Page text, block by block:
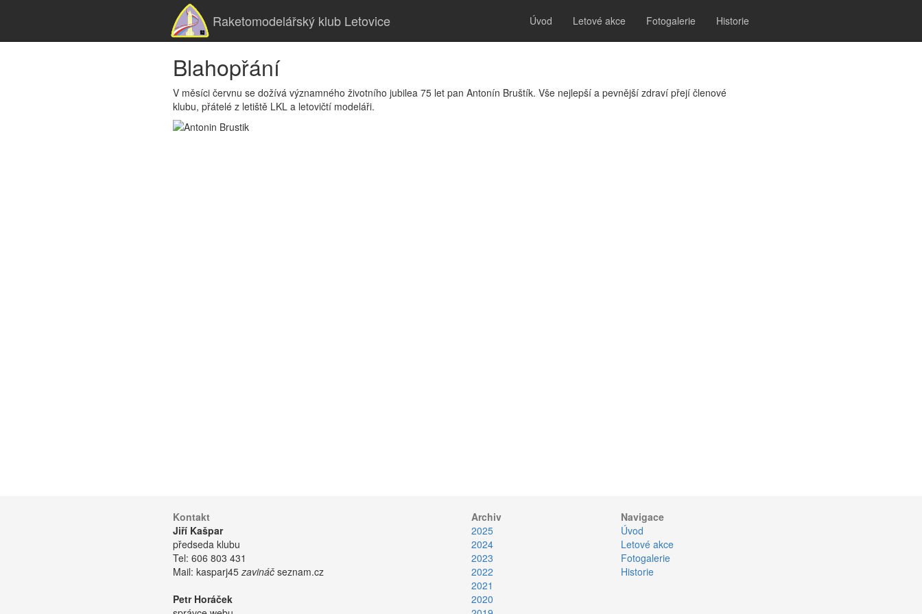
Raketomodelářský klub Letovice Úvod Letové akce Fotogalerie Historie
Blahopřání
V měsíci červnu se dožívá významného životního jubilea 75 let pan Antonín Bruštík. Vše nejlepší a pevnější zdraví přejí členové
klubu, přátelé z letiště LKL a letovičtí modeláři.
Kontakt
Jiří Kašpar
předseda klubu
Tel: 606 803 431
Mail: kasparj45zavináč seznam.cz
Petr Horáček
Archiv
2025
2024
2023
2022
2021
2020
Navigace
Úvod
Letové akce
Fotogalerie
Historie